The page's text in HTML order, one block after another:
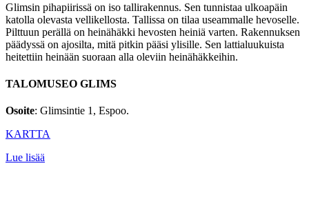
Glimsin pihapiirissä on iso tallirakennus. Sen tunnistaa ulkoapäin
katolla olevasta vellikellosta. Tallissa on tilaa useammalle hevoselle.
Pilttuun perällä on heinähäkki hevosten heiniä varten. Rakennuksen
päädyssä on ajosilta, mitä pitkin pääsi ylisille. Sen lattialuukuista
heitettiin heinään suoraan alla oleviin heinähäkkeihin.
TALOMUSEO GLIMS
Osoite: Glimsintie 1, Espoo.
KARTTA
Lue lisää